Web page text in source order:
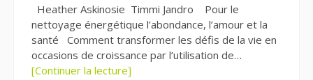
Heather Askinosie Timmi Jandro Pour le
nettoyage énergétique l’abondance, l’amour et la
santé Comment transformer les défis de la vie en
occasions de croissance par l’utilisation de…
[Continuer la lecture]